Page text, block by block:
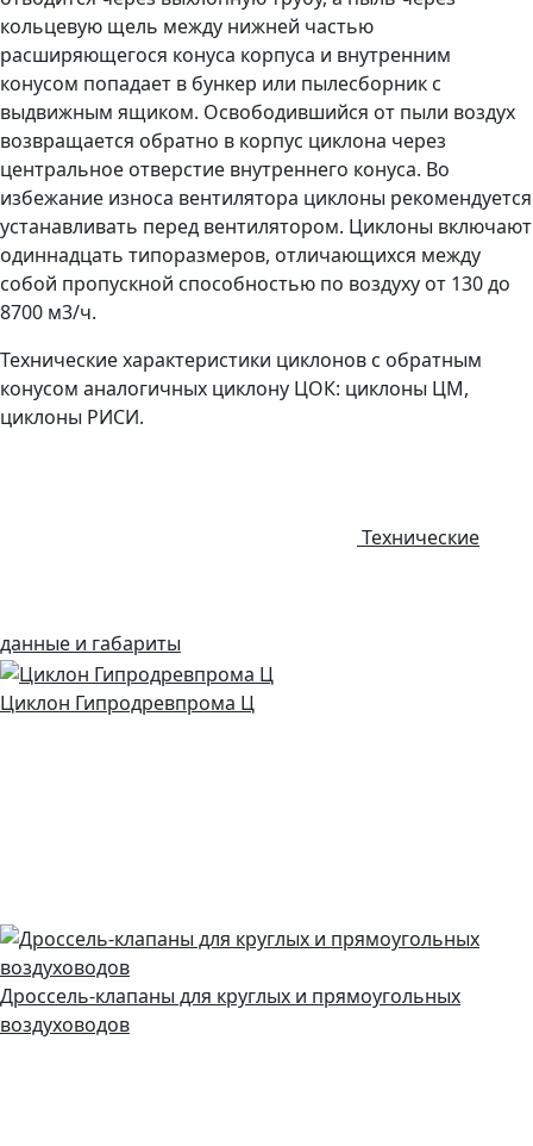
кольцевую щель между нижней частью
расширяющегося конуса корпуса и внутренним
конусом попадает в бункер или пылесборник с
выдвижным ящиком. Освободившийся от пыли воздух
возвращается обратно в корпус циклона через
центральное отверстие внутреннего конуса. Во
избежание износа вентилятора циклоны рекомендуется
устанавливать перед вентилятором. Циклоны включают
одиннадцать типоразмеров, отличающихся между
собой пропускной способностью по воздуху от 130 до
8700 м3/ч.
Технические характеристики циклонов с обратным
конусом аналогичных циклону ЦОК: циклоны ЦМ,
циклоны РИСИ.
Технические
данные и габариты
Циклон Гипродревпрома Ц
Дроссель-клапаны для круглых и прямоугольных
воздуховодов